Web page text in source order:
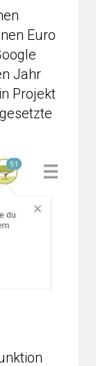
Euro
Jahr
Projekt